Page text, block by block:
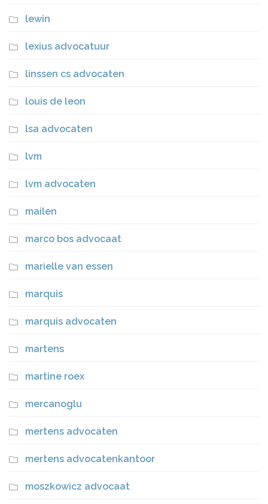
lewin
lexius advocatuur
linssen cs advocaten
louis de leon
lsa advocaten
lvm
lvm advocaten
mailen
marco bos advocaat
marielle van essen
marquis
marquis advocaten
martens
martine roex
mercanoglu
mertens advocaten
mertens advocatenkantoor
moszkowicz advocaat